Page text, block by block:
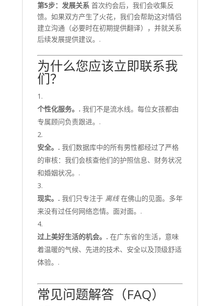
第5步：发展关系首次约会后，我们会收集反
馈。如果双方产生了火花，我们会帮助这对情侣
建立沟通（必要时在初期提供翻译），并就关系
后续发展提供建议。.
为什么您应该立即联系我
们？
个性化服务。. 我们不是流水线。每位女孩都由
专属顾问负责跟进。.
安全。. 我们数据库中的所有男性都经过了严格
的审核：我们会核查他们的护照信息、财务状况
和婚姻状况。.
现实。. 我们只专注于 离线在佛山的见面。多年
来没有过任何网络恋情。面对面。.
过上美好生活的机会。. 在广东省的生活，意味
着温暖的气候、先进的技术、安全以及顶级舒适
体验。.
常见问题解答（FAQ）